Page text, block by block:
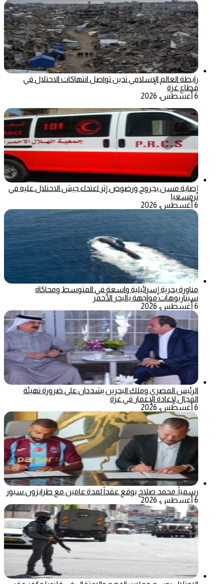
رابطة العالم الإسلامي تدين تواصل انتهاكات الاحتلال في
قطاع غزة
6 أغسطس، 2026
إصابة مسن بجروح ورضوض إثر اعتداء جيش الاحتلال عليه في
ترمسعيا
6 أغسطس، 2026
مناورة بحرية إسرائيلية واسعة في المتوسط ومحاكاة
سيناريوهات مواجهة بالبحر الأحمر
6 أغسطس، 2026
الرئيس المصري وملك البحرين يشددان على ضرورة تهيئة
المجال لإعادة الإعمار في غزة
6 أغسطس، 2026
رسمياً: محمد صلاح يوقع عقداً لمدة عامين مع طرابزون سبور
6 أغسطس، 2026